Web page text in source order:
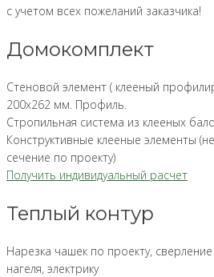
с учетом всех пожеланий заказчика!
Домокомплект
Стеновой элемент ( клееный
200х262 мм. Профиль.
Стропильная система из клееных
Конструктивные клееные элементы
сечение по проекту)
Получить индивидуальный расчет
Теплый контур
Нарезка чашек по проекту,
нагеля, электрику